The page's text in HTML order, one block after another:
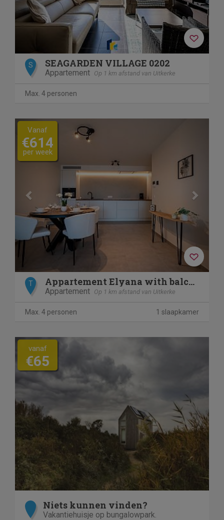
S SEAGARDEN VILLAGE 0202
Appartement Op 1 km afstand van Uitkerke
Max. 4 personen
Previous
Vanaf
€614
per week
T Appartement Elyana with balcony
Appartement Op 1 km afstand van Uitkerke
Max. 4 personen 1 slaapkamer
vanaf
€65
Niets kunnen vinden?
Vakantiehuisje op bungalowpark.